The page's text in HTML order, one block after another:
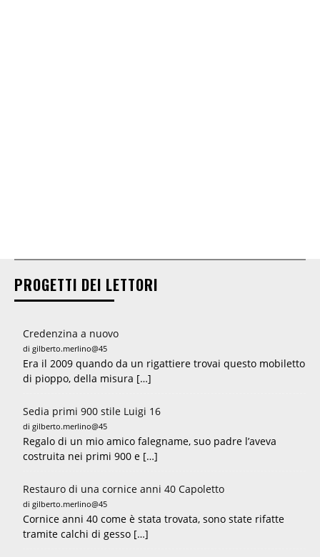
PROGETTI DEI LETTORI
Credenzina a nuovo
di gilberto.merlino@45
Era il 2009 quando da un rigattiere trovai questo mobiletto
di pioppo, della misura […]
Sedia primi 900 stile Luigi 16
di gilberto.merlino@45
Regalo di un mio amico falegname, suo padre l’aveva
costruita nei primi 900 e […]
Restauro di una cornice anni 40 Capoletto
di gilberto.merlino@45
Cornice anni 40 come è stata trovata, sono state rifatte
tramite calchi di gesso […]